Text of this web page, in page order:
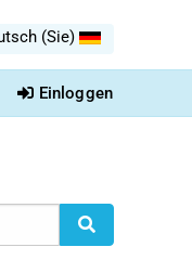
(Sie)
Einloggen